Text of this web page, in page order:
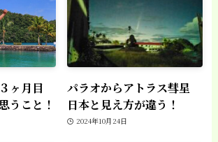
ヶ月目
うこと！
パラオからアトラス彗星
日本と見え方が違う！
2024年10月24日